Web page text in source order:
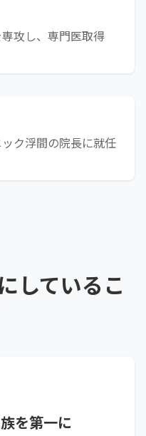
攻し、専門医取得
ク浮間の院長に就任
しているこ
を第一に